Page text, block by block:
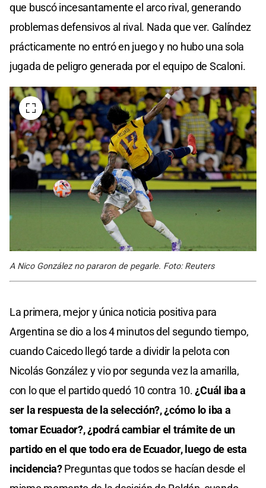
que buscó incesantamente el arco rival, generando
problemas defensivos al rival. Nada que ver. Galíndez
prácticamente no entró en juego y no hubo una sola
jugada de peligro generada por el equipo de Scaloni.
A Nico González no pararon de pegarle. Foto: Reuters
La primera, mejor y única noticia positiva para
Argentina se dio a los 4 minutos del segundo tiempo,
cuando Caicedo llegó tarde a dividir la pelota con
Nicolás González y vio por segunda vez la amarilla,
con lo que el partido quedó 10 contra 10.¿Cuál iba a
ser la respuesta de la selección?, ¿cómo lo iba a
tomar Ecuador?, ¿podrá cambiar el trámite de un
partido en el que todo era de Ecuador, luego de esta
incidencia?Preguntas que todos se hacían desde el